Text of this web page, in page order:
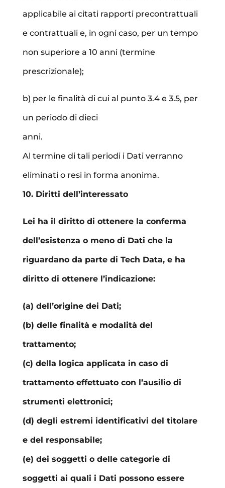
applicabile ai citati rapporti precontrattuali
e contrattuali e, in ogni caso, per un tempo
non superiore a 10 anni (termine
prescrizionale);
b) per le finalità di cui al punto 3.4 e 3.5, per
un periodo di dieci
anni.
Al termine di tali periodi i Dati verranno
eliminati o resi in forma anonima.
10. Diritti dell’interessato
Lei ha il diritto di ottenere la conferma
dell’esistenza o meno di Dati che la
riguardano da parte di Tech Data, e ha
diritto di ottenere l’indicazione:
(a) dell’origine dei Dati;
(b) delle finalità e modalità del
trattamento;
(c) della logica applicata in caso di
trattamento effettuato con l’ausilio di
strumenti elettronici;
(d) degli estremi identificativi del titolare
e del responsabile;
(e) dei soggetti o delle categorie di
soggetti ai quali i Dati possono essere